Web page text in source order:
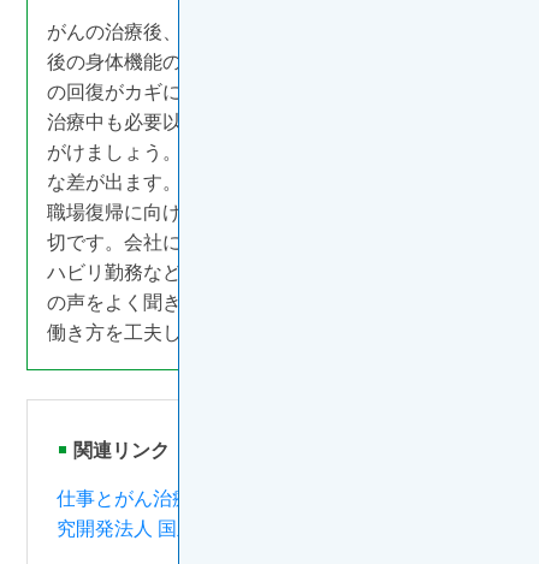
がんの治療後、速やかに職場に復帰するには、治療
後の身体機能の変化に自分が順応することと、体力
の回復がカギになります。体力を落とさないよう、
治療中も必要以上に安静にせず、極力歩くことを心
がけましょう。それだけで復職後の体力回復に大き
な差が出ます。また、スムーズな復職のためには、
職場復帰に向けての準備期間を十分にとることが大
切です。会社には定期的な状況報告を入れつつ、リ
ハビリ勤務などのお試しを通じて、自分の身体と心
の声をよく聞きき、会社と本人の双方に負担がない
働き方を工夫しましょう。
関連リンク
仕事とがん治療の両立 お役立ちノート【国立研
究開発法人 国立がん研究センター 東病院】